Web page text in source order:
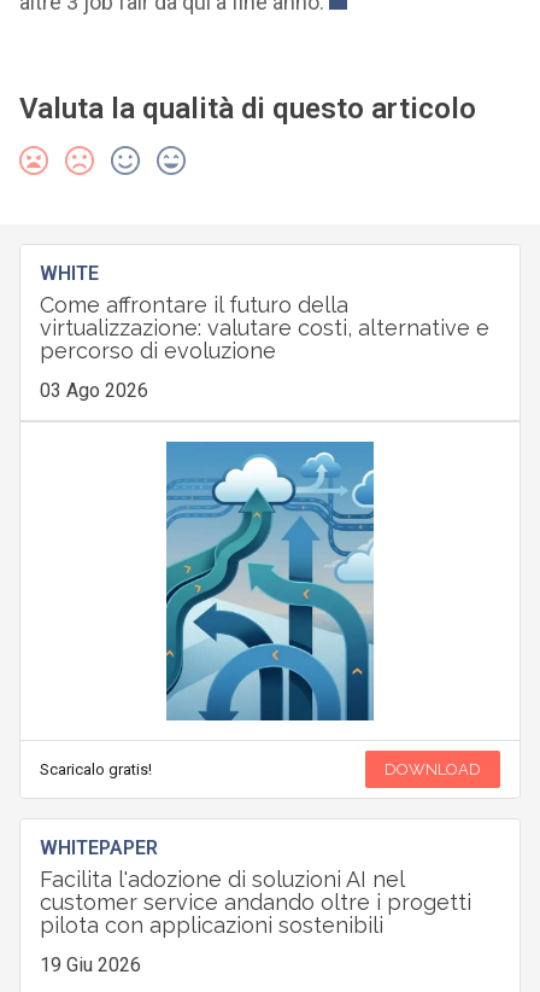
Valuta la qualità di questo articolo
WHITE
Come affrontare il futuro della
virtualizzazione: valutare costi, alternative e
percorso di evoluzione
03 Ago 2026
Scaricalo gratis! DOWNLOAD
WHITEPAPER
Facilita l'adozione di soluzioni AI nel
customer service andando oltre i progetti
pilota con applicazioni sostenibili
19 Giu 2026